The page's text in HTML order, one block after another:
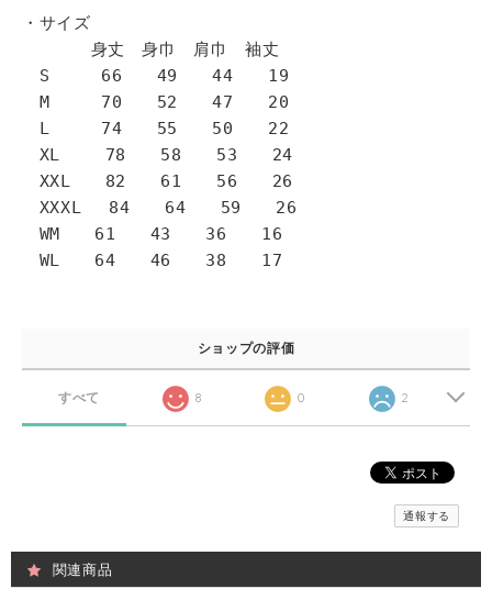
・サイズ
身丈 身巾 肩巾 袖丈
S 66 49 44 19
M 70 52 47 20
L 74 55 50 22
XL 78 58 53 24
XXL 82 61 56 26
XXXL 84 64 59 26
WM 61 43 36 16
WL 64 46 38 17
ショップの評価
すべて 8 0 2
通報する
関連商品